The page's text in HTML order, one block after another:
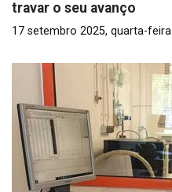
travar o seu avanço
17 setembro 2025, quarta-feira